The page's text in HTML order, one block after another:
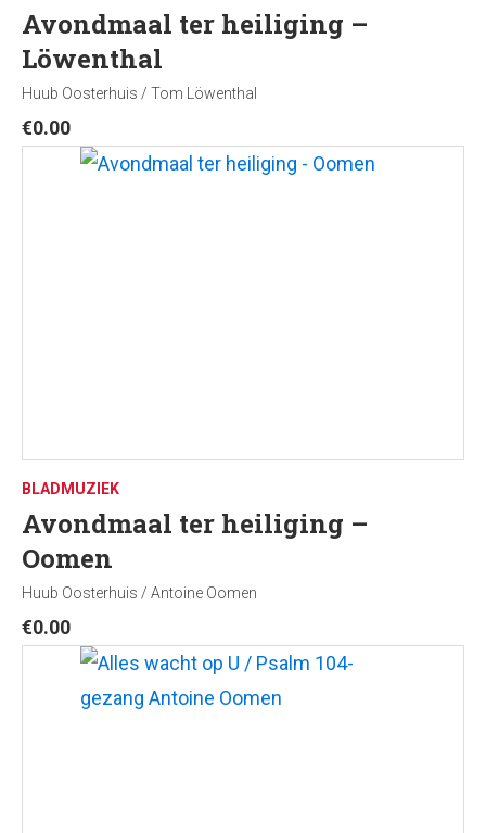
Avondmaal ter heiliging –
Löwenthal
Huub Oosterhuis / Tom Löwenthal
€0.00
BLADMUZIEK
Avondmaal ter heiliging –
Oomen
Huub Oosterhuis / Antoine Oomen
€0.00